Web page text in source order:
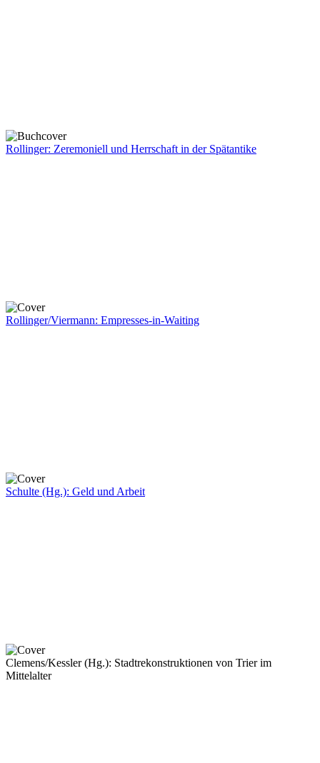
Rollinger: Zeremoniell und Herrschaft in der Spätantike
Rollinger/Viermann: Empresses-in-Waiting
Schulte (Hg.): Geld und Arbeit
Clemens/Kessler (Hg.): Stadtrekonstruktionen von Trier im
Mittelalter